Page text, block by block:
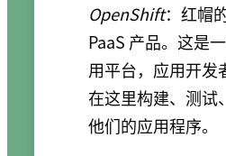
OpenShift：红帽
PaaS 产品。这是
用平台，应用开发
在这里构建、测试
他们的应用程序。